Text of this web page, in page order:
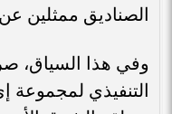
الصناديق ممثلين عن 138 مؤسسة مالية دولية.
وفي هذا السياق،
التنفيذي لمجموعة